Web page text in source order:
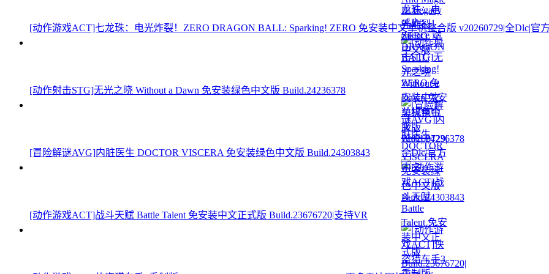
[动作游戏ACT]七龙珠：电光炸裂！ZERO DRAGON BALL: Sparking! ZERO 免安装中文单机整合版 v20260729|全Dlc|官
[动作射击STG]无光之晓 Without a Dawn 免安装绿色中文版 Build.24236378
[冒险解谜AVG]内脏医生 DOCTOR VISCERA 免安装绿色中文版 Build.24303843
[动作游戏ACT]战斗天赋 Battle Talent 免安装中文正式版 Build.23676720|支持VR